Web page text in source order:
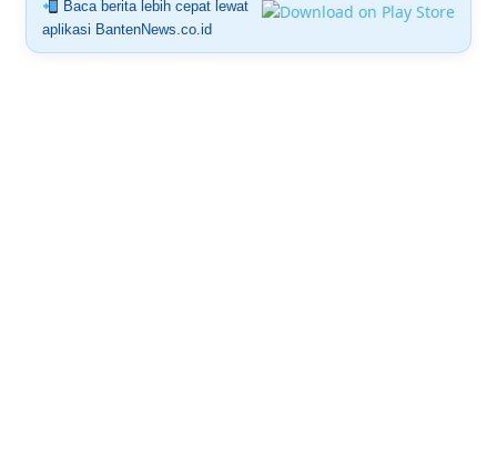
Baca berita lebih cepat lewat
aplikasi BantenNews.co.id